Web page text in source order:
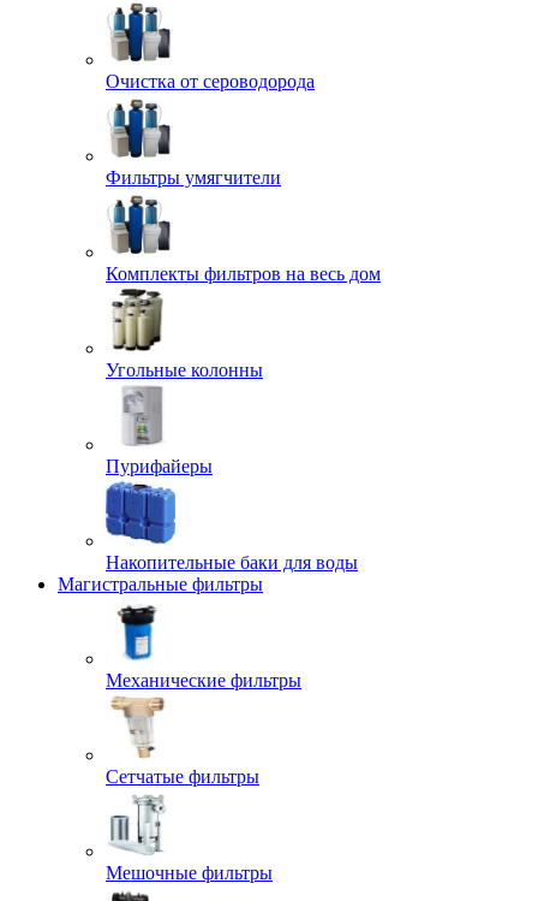
Очистка от сероводорода
Фильтры умягчители
Комплекты фильтров на весь дом
Угольные колонны
Пурифайеры
Накопительные баки для воды
Магистральные фильтры
Механические фильтры
Сетчатые фильтры
Мешочные фильтры